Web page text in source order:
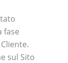
fase
sul Sito